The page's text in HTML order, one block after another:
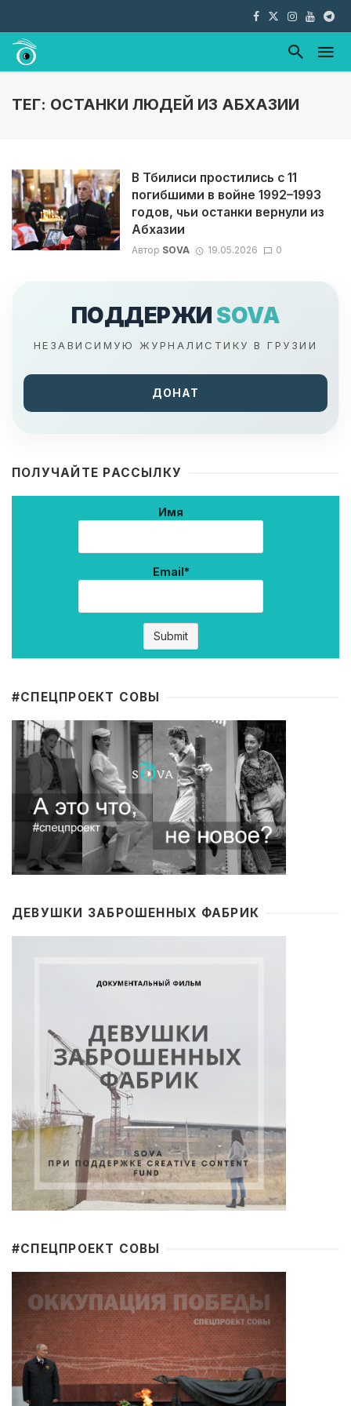
ТЕГ: ОСТАНКИ ЛЮДЕЙ ИЗ АБХАЗИИ
В Тбилиси простились с 11
погибшими в войне 1992–1993
годов, чьи останки вернули из
Абхазии
Автор SOVA 19.05.2026 0
ПОДДЕРЖИ SOVA
НЕЗАВИСИМУЮ ЖУРНАЛИСТИКУ В ГРУЗИИ
ДОНАТ
ПОЛУЧАЙТЕ РАССЫЛКУ
Имя
Email*
#CПЕЦПРОЕКТ СОВЫ
ДЕВУШКИ ЗАБРОШЕННЫХ ФАБРИК
#CПЕЦПРОЕКТ СОВЫ